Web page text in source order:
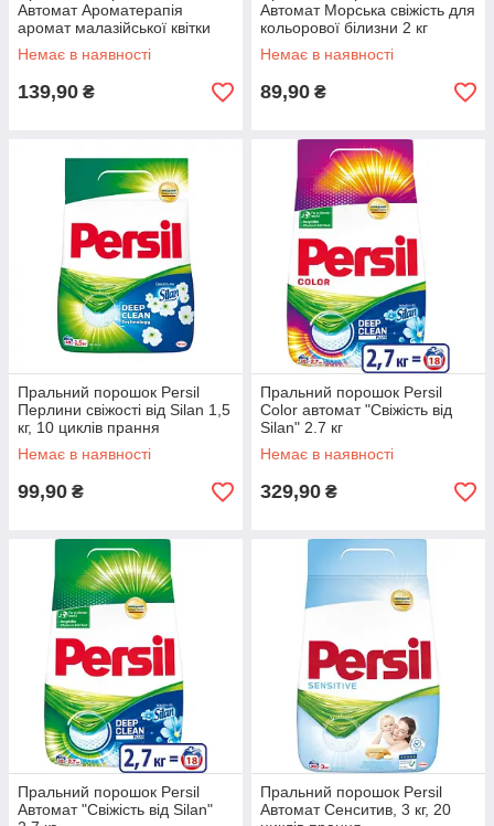
Автомат Ароматерапія
аромат малазійської квітки
2.4 кг
Немає в наявності
139,90 ₴
Автомат Морська свіжість для
кольорової білизни 2 кг
Немає в наявності
89,90 ₴
Пральний порошок Persil
Перлини свіжості від Silan 1,5
кг, 10 циклів прання
Немає в наявності
99,90 ₴
Пральний порошок Persil
Color автомат "Свіжість від
Silan" 2.7 кг
Немає в наявності
329,90 ₴
Пральний порошок Persil
Автомат "Свіжість від Silan"
Пральний порошок Persil
Автомат Сенситив, 3 кг, 20